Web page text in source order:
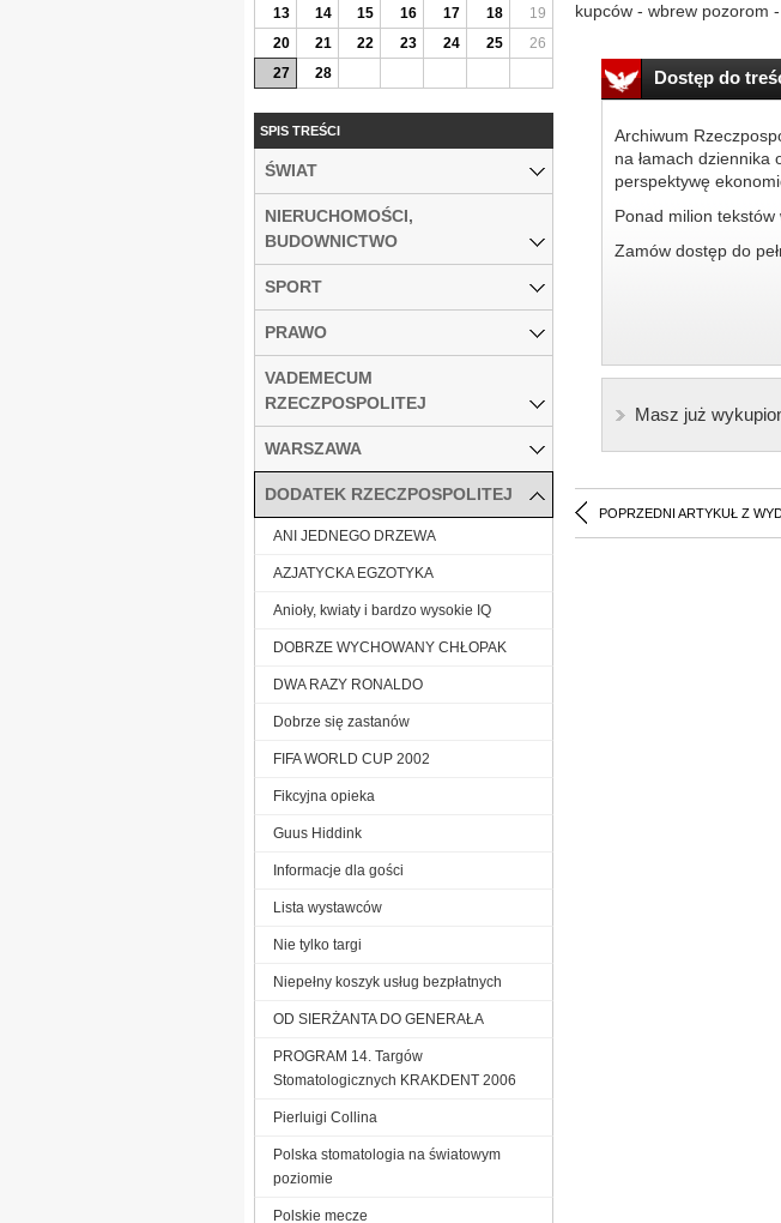
kupców - wbrew pozorom
Dostęp do
Archiwum
na łamach dziennika
perspektywę
Ponad milion tekstów
Zamów dostęp do
Masz już
POPRZEDNI ARTYKUŁ Z
13
14 15 16 17 18
19
20
21 22 23 24 25
26
27
28
SPIS TREŚCI
ŚWIAT
NIERUCHOMOŚCI,
BUDOWNICTWO
SPORT
PRAWO
VADEMECUM
RZECZPOSPOLITEJ
WARSZAWA
DODATEK RZECZPOSPOLITEJ
ANI JEDNEGO DRZEWA
AZJATYCKA EGZOTYKA
Anioły, kwiaty i bardzo wysokie IQ
DOBRZE WYCHOWANY CHŁOPAK
DWA RAZY RONALDO
Dobrze się zastanów
FIFA WORLD CUP 2002
Fikcyjna opieka
Guus Hiddink
Informacje dla gości
Lista wystawców
Nie tylko targi
Niepełny koszyk usług bezpłatnych
OD SIERŻANTA DO GENERAŁA
PROGRAM 14. Targów
Stomatologicznych KRAKDENT 2006
Pierluigi Collina
Polska stomatologia na światowym
poziomie
Polskie mecze